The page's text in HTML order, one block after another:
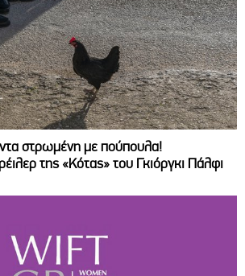
στρωμένη με πούπουλα!
της «Κότας» του Γκιόργκι Πάλφι